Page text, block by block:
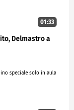
01:33
Delmastro a